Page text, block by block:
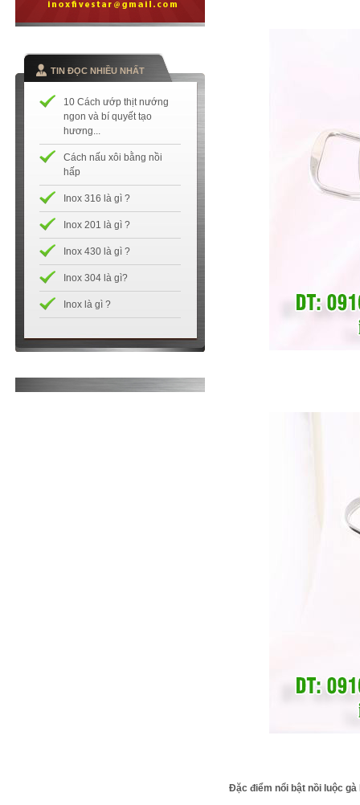
TIN ĐỌC NHIỀU NHẤT
10 Cách ướp thịt nướng
ngon và bí quyết tạo
hương...
Cách nấu xôi bằng nồi
hấp
Inox 316 là gì ?
Inox 201 là gì ?
Inox 430 là gì ?
Inox 304 là gì?
Inox là gì ?
Đặc điểm nổi bật nồi luộc